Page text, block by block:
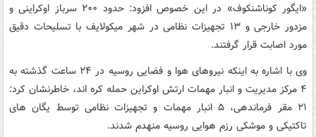
«ایگور کوناشنکوف» در این خصوص افزود: حدود ۲۰۰ سرباز اوکراینی و
مزدور خارجی و ۱۳ تجهیزات نظامی در شهر میکولایف با تسلیحات دقیق
مورد اصابت قرار گرفتند.
وی با اشاره به اینکه نیروهای هوا و فضایی روسیه در ۲۴ ساعت گذشته به
۴ مرکز مدیریت و انبار مهمات ارتش اوکراین حمله کره اند، خاطرنشان کرد:
۲۱ مقر فرماندهی، ۵ انبار مهمات و تجهیزات نظامی توسط یگان های
تاکتیکی و موشکی رزم هوایی روسیه منهدم شدند.